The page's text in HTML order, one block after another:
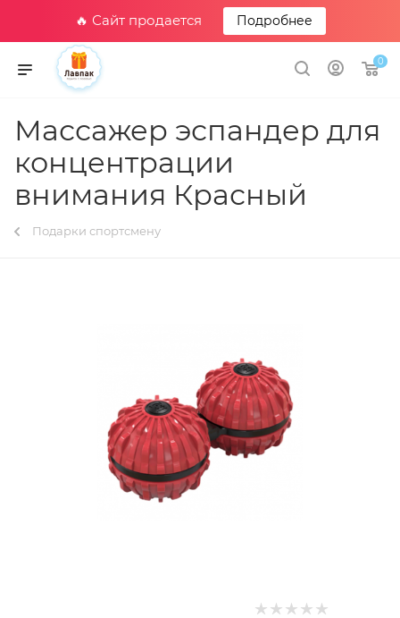
🔥 Сайт продается Подробнее
0
Массажер эспандер для
концентрации
внимания Красный
Подарки спортсмену